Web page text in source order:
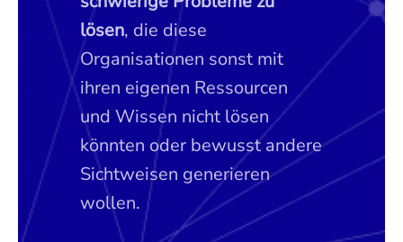
lösen, die diese
Organisationen sonst mit
ihren eigenen Ressourcen
und Wissen nicht lösen
könnten oder bewusst andere
Sichtweisen generieren
wollen.